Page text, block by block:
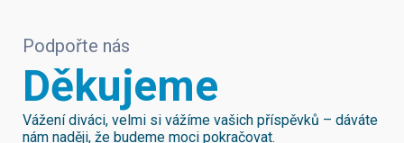
Podpořte nás
Děkujeme
Vážení diváci, velmi si vážíme vašich příspěvků – dáváte
nám naději, že budeme moci pokračovat.